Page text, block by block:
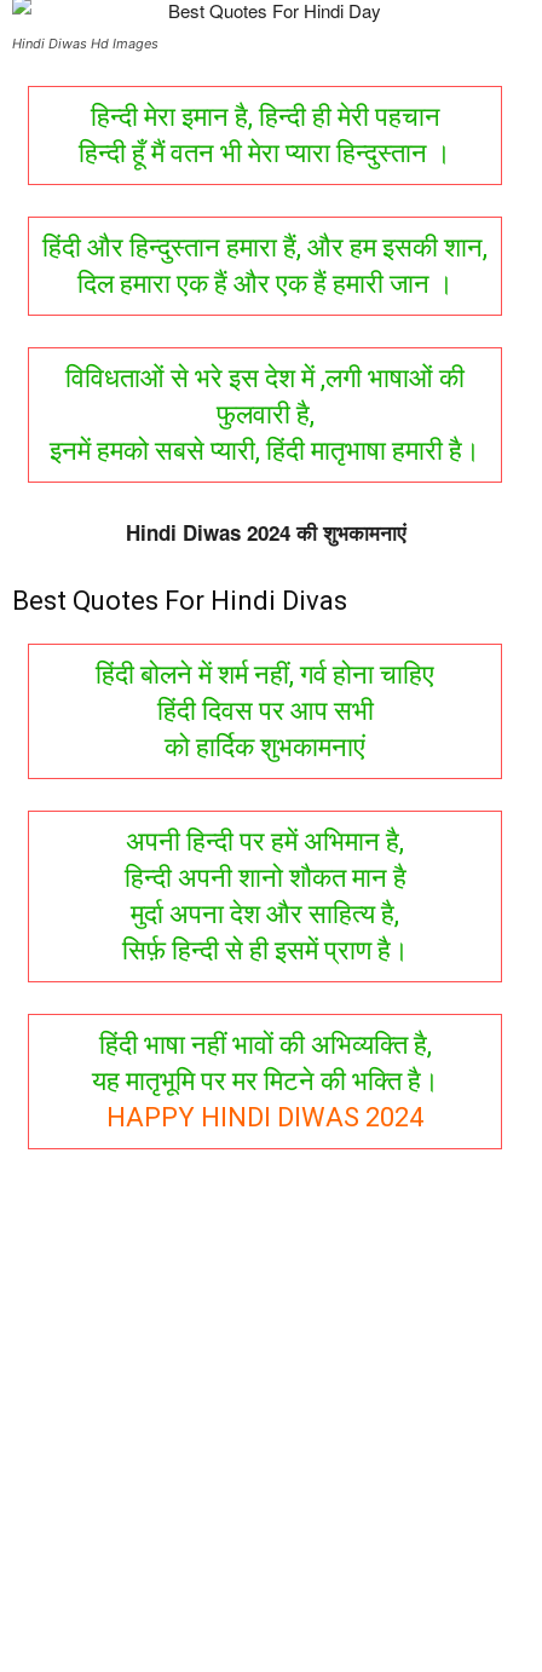
Hindi Diwas Hd Images
हिन्दी मेरा इमान है, हिन्दी ही मेरी पहचान
हिन्दी हूँ मैं वतन भी मेरा प्यारा हिन्दुस्तान ।
हिंदी और हिन्दुस्तान हमारा हैं, और हम इसकी शान,
दिल हमारा एक हैं और एक हैं हमारी जान ।
विविधताओं से भरे इस देश में ,लगी भाषाओं की
फुलवारी है,
इनमें हमको सबसे प्यारी, हिंदी मातृभाषा हमारी है।
Hindi Diwas 2024 की शुभकामनाएं
Best Quotes For Hindi Divas
हिंदी बोलने में शर्म नहीं, गर्व होना चाहिए
हिंदी दिवस पर आप सभी
को हार्दिक शुभकामनाएं
अपनी हिन्दी पर हमें अभिमान है,
हिन्दी अपनी शानो शौकत मान है
मुर्दा अपना देश और साहित्य है,
सिर्फ़ हिन्दी से ही इसमें प्राण है।
हिंदी भाषा नहीं भावों की अभिव्यक्ति है,
यह मातृभूमि पर मर मिटने की भक्ति है।
HAPPY HINDI DIWAS 2024